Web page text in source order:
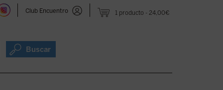
1 producto 24,00€
Club Encuentro
Buscar